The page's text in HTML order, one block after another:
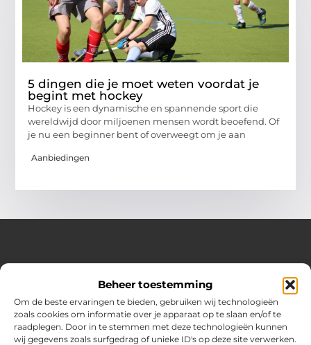
Beheer toestemming
Om de beste ervaringen te bieden, gebruiken wij technologieën
zoals cookies om informatie over je apparaat op te slaan en/of te
raadplegen. Door in te stemmen met deze technologieën kunnen
wij gegevens zoals surfgedrag of unieke ID's op deze site verwerken.
5 dingen die je moet weten voordat je
begint met hockey
Hockey is een dynamische en spannende sport die
wereldwijd door miljoenen mensen wordt beoefend. Of
je nu een beginner bent of overweegt om je aan
Aanbiedingen
Jouw bron voor inspiratie en praktische tips voor het
Verken een gevarieerde selectie blogs en artikelen boordevol
handige adviezen en verrassende inzichten om elke dag
optimaal te benutten.